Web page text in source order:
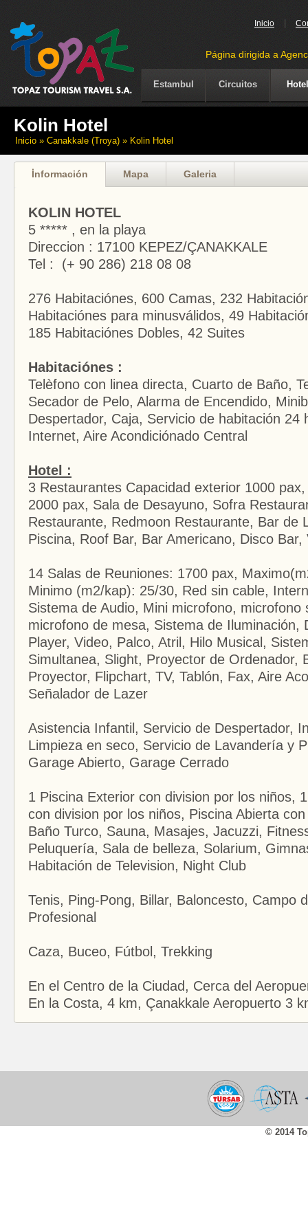
Inicio
Página dirigida a
Estambul Circuitos
Kolin Hotel
Inicio » Canakkale (Troya) » Kolin Hotel
İnformación Mapa Galeria
KOLIN HOTEL
5 ***** , en la playa
Direccion : 17100 KEPEZ/ÇANAKKALE
Tel : (+ 90 286) 218 08 08
276 Habitaciónes, 600 Camas, 232
Habitaciónes para minusválidos, 49
185 Habitaciónes Dobles, 42 Suites
Habitaciónes :
Telèfono con linea directa, Cuarto de Baño,
Secador de Pelo, Alarma de Encendido,
Despertador, Caja, Servicio de habitación 24
Internet, Aire Acondiciónado Central
Hotel :
3 Restaurantes Capacidad exterior 1000
2000 pax, Sala de Desayuno, Sofra
Restaurante, Redmoon Restaurante, Bar de
Piscina, Roof Bar, Bar Americano, Disco
14 Salas de Reuniones: 1700 pax,
Minimo (m2/kap): 25/30, Red sin cable,
Sistema de Audio, Mini microfono, microfono
microfono de mesa, Sistema de Iluminación,
Player, Video, Palco, Atril, Hilo Musical,
Simultanea, Slight, Proyector de Ordenador,
Proyector, Flipchart, TV, Tablón, Fax, Aire
Señalador de Lazer
Asistencia Infantil, Servicio de Despertador,
Limpieza en seco, Servicio de Lavandería y
Garage Abierto, Garage Cerrado
1 Piscina Exterior con division por los niños,
con division por los niños, Piscina Abierta
Baño Turco, Sauna, Masajes, Jacuzzi,
Peluquería, Sala de belleza, Solarium,
Habitación de Television, Night Club
Tenis, Ping-Pong, Billar, Baloncesto, Campo
Profesional
Caza, Buceo, Fútbol, Trekking
En el Centro de la Ciudad, Cerca del
En la Costa, 4 km, Çanakkale Aeropuerto 3
© 2014